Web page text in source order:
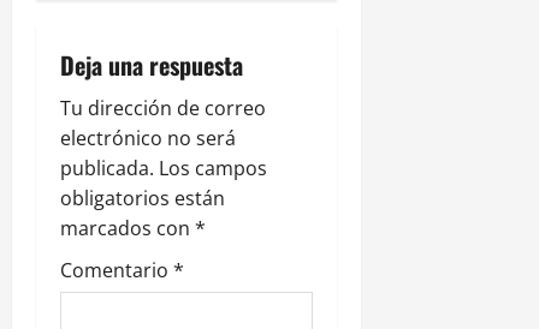
n
d
e
e
n
Deja una respuesta
Tu dirección de correo
electrónico no será
publicada. Los campos
obligatorios están
marcados con *
Comentario *